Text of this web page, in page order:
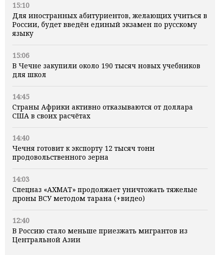
15:10
Для иностранных абитуриентов, желающих учиться в
России, будет введён единый экзамен по русскому
языку
15:06
В Чечне закупили около 190 тысяч новых учебников
для школ
14:45
Страны Африки активно отказываются от доллара
США в своих расчётах
14:40
Чечня готовит к экспорту 12 тысяч тонн
продовольственного зерна
14:03
Спецназ «АХМАТ» продолжает уничтожать тяжелые
дроны ВСУ методом тарана (+видео)
12:40
В Россию стало меньше приезжать мигрантов из
Центральной Азии